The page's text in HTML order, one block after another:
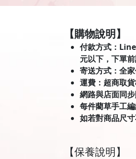
【購物說明】
付款方式：
元以下，下單
寄送方式：全
運費：超商取
網路與店面同
每件藺草手工
如若對商品尺
【保養說明】